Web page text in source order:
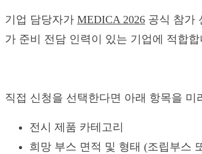
기업 담당자가 MEDICA 2026 공식 참가
가 준비 전담 인력이 있는 기업에 적합합
직접 신청을 선택한다면 아래 항목을
전시 제품 카테고리
희망 부스 면적 및 형태 (조립부스